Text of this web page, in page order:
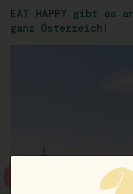
EAT HAPPY gibt es
ganz Österreich!